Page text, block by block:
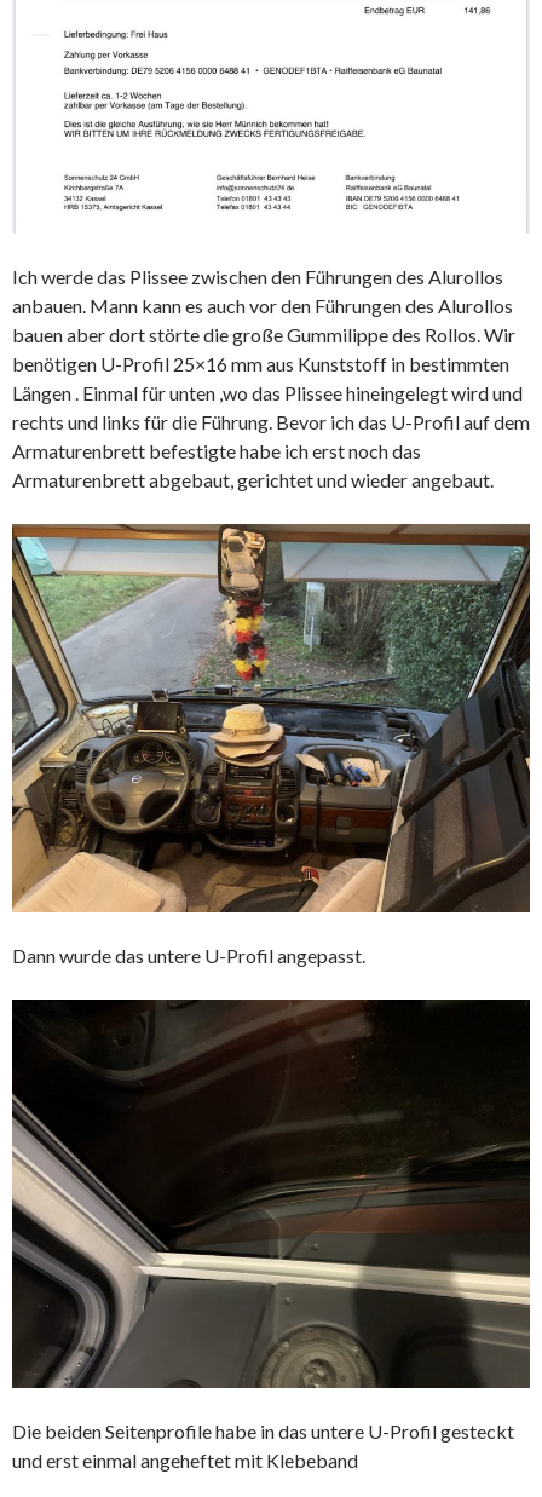
Ich werde das Plissee zwischen den Führungen des Alurollos
anbauen. Mann kann es auch vor den Führungen des Alurollos
bauen aber dort störte die große Gummilippe des Rollos. Wir
benötigen U-Profil 25×16 mm aus Kunststoff in bestimmten
Längen . Einmal für unten ,wo das Plissee hineingelegt wird und
rechts und links für die Führung. Bevor ich das U-Profil auf dem
Armaturenbrett befestigte habe ich erst noch das
Armaturenbrett abgebaut, gerichtet und wieder angebaut.
Dann wurde das untere U-Profil angepasst.
Die beiden Seitenprofile habe in das untere U-Profil gesteckt
und erst einmal angeheftet mit Klebeband